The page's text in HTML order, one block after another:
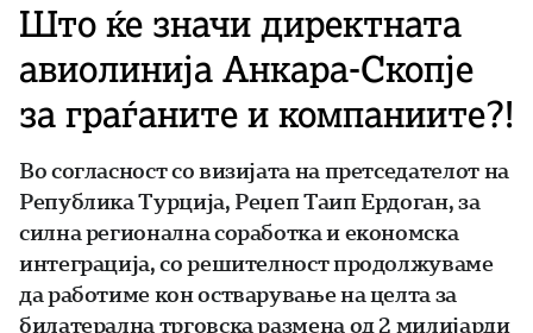
Што ќе значи директната
авиолинија Анкара-Скопје
за граѓаните и компаниите?!
Во согласност со визијата на претседателот на
Република Турција, Реџеп Таип Ердоган, за
силна регионална соработка и економска
интеграција, со решителност продолжуваме
да работиме кон остварување на целта за
билатерална трговска размена од 2 милијарди